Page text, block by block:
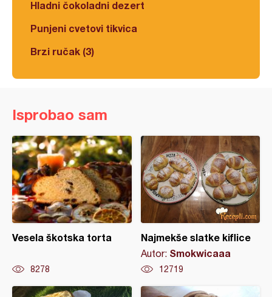
Hladni čokoladni dezert
Punjeni cvetovi tikvica
Brzi ručak (3)
Isprobao sam
Vesela škotska torta
8278
Najmekše slatke kiflice
Autor: Smokwicaaa
12719